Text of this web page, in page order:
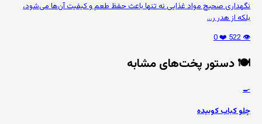
نگهداری صحیح مواد غذایی نه تنها باعث حفظ طعم و کیفیت آن‌ها می‌شود،
بلکه از هدر ر...
👁️ 522
❤️ 0
🍽️ دستور پخت‌های مشابه
🍳
چلو کباب کوبیده